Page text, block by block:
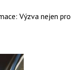
Výzva nejen pro